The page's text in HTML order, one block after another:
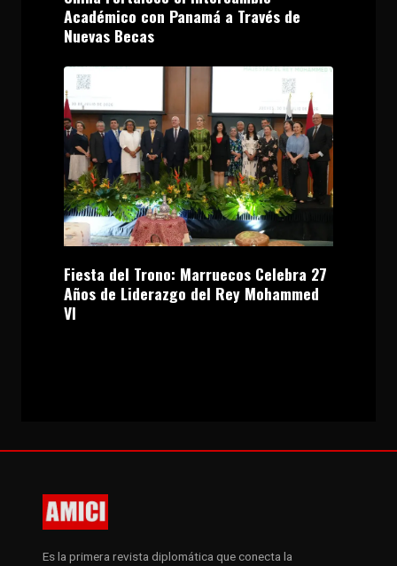
Académico con Panamá a Través de
Nuevas Becas
Fiesta del Trono: Marruecos Celebra 27
Años de Liderazgo del Rey Mohammed
VI
Es la primera revista diplomática que conecta la